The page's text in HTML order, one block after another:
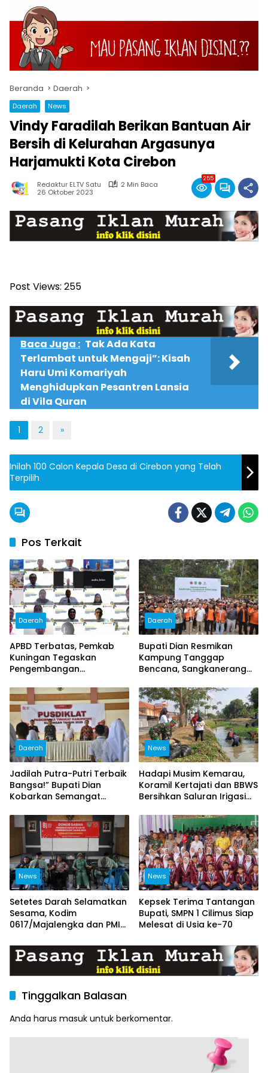
Beranda Daerah
Daerah News
Vindy Faradilah Berikan Bantuan Air
Bersih di Kelurahan Argasunya
Harjamukti Kota Cirebon
Redaktur ELTV Satu
2 Min Baca
26 Oktober 2023
255
Post Views: 255
Baca Juga : Tak Ada Kata
Terlambat untuk Mengaji”: Kisah
Haru Umi Komariyah
Menghidupkan Pesantren Lansia
di Vila Quran
1 2 »
Inilah 100 Calon Kepala Desa di Cirebon yang Telah
Terpilih
Pos Terkait
Daerah
APBD Terbatas, Pemkab
Kuningan Tegaskan
Pengembangan
Terhenti
Daerah
Bupati Dian Resmikan
Kampung Tanggap
Bencana, Sangkanerang
Hadapi Bencana
Daerah
Jadilah Putra-Putri Terbaik
Bangsa!” Bupati Dian
Kobarkan Semangat
Menuju Pengibar Merah
Putih 2026
News
Hadapi Musim Kemarau,
Koramil Kertajati dan BBWS
Bersihkan Saluran Irigasi
News
Setetes Darah Selamatkan
Sesama, Kodim
0617/Majalengka dan PMI
Darah pada HUT RI ke-81
News
Kepsek Terima Tantangan
Bupati, SMPN 1 Cilimus Siap
Melesat di Usia ke-70
Tinggalkan Balasan
Anda harus masuk untuk berkomentar.